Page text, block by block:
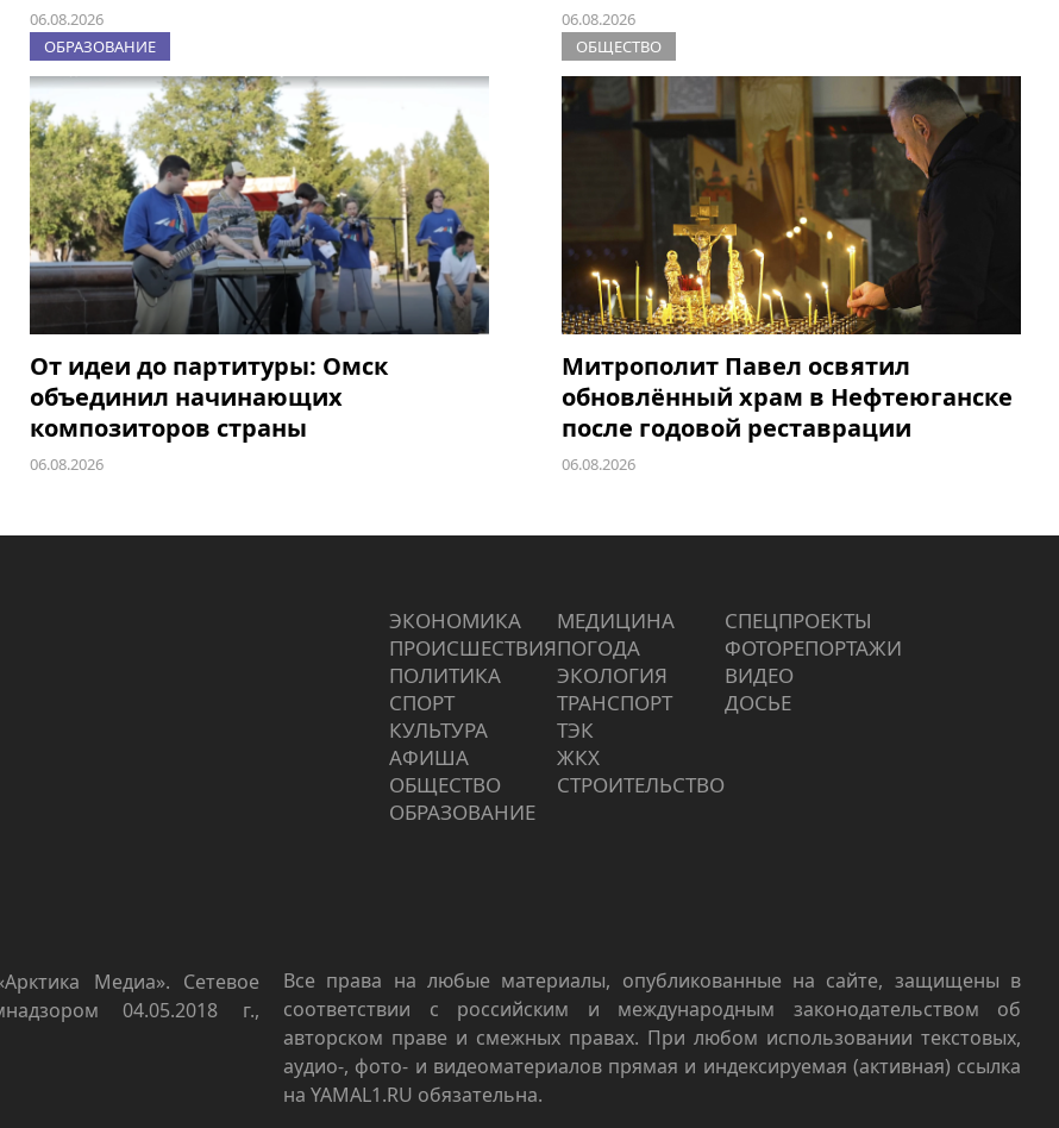
06.08.2026
06.08.2026
ОБРАЗОВАНИЕ
От идеи до партитуры: Омск
объединил начинающих
композиторов страны
06.08.2026
ОБЩЕСТВО
Митрополит Павел освятил
обновлённый храм в Нефтеюганске
после годовой реставрации
06.08.2026
ЭКОНОМИКА
ПРОИCШЕСТВИЯ
ПОЛИТИКА
СПОРТ
КУЛЬТУРА
АФИША
ОБЩЕСТВО
ОБРАЗОВАНИЕ
МЕДИЦИНА
ПОГОДА
ЭКОЛОГИЯ
ТРАНСПОРТ
ТЭК
ЖКХ
СТРОИТЕЛЬСТВО
СПЕЦПРОЕКТЫ
ФОТОРЕПОРТАЖИ
ВИДЕО
ДОСЬЕ
Медиа». Сетевое
04.05.2018 г.,
Все права на любые материалы, опубликованные на сайте, защищены в
соответствии с российским и международным законодательством об
авторском праве и смежных правах. При любом использовании текстовых,
аудио-, фото- и видеоматериалов прямая и индексируемая (активная) ссылка
на YAMAL1.RU обязательна.